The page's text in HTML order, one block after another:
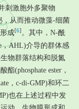
刺激胞外多聚物
，从而推动微藻-细菌
成[6] 。其中，N-酰
，AHL)介导的群体感
物群落结构和脱氮
酯(phosphate ester，
，c-di-GMP)和环二
也在上述过程中发